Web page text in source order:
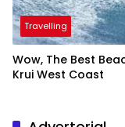
Travelling
Wow, The Best
Krui West Coast